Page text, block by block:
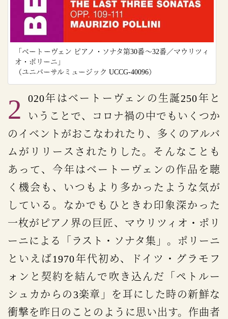
「ベートーヴェン ピアノ・ソナタ第30番～32番／マウリツィ
オ・ポリーニ」
（ユニバーサルミュージック UCCG-40096）
2020年はベートーヴェンの生誕250年と
いうことで、コロナ禍の中でもいくつか
のイベントがおこなわれたり、多くのアルバ
ムがリリースされたりした。そんなことも
あって、今年はベートーヴェンの作品を聴
く機会も、いつもより多かったような気が
している。なかでもひときわ印象深かった
一枚がピアノ界の巨匠、マウリツィオ・ポリ
ーニによる「ラスト・ソナタ集」。ポリーニ
といえば1970年代初め、ドイツ・グラモフ
ォンと契約を結んで吹き込んだ「ペトルー
シュカからの3楽章」を耳にした時の新鮮な
衝撃を昨日のことのように思い出す。作曲者